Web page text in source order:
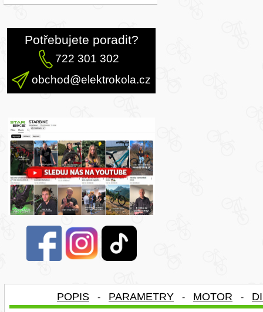
Potřebujete poradit?
722 301 302
obchod@elektrokola.cz
POPIS - PARAMETRY - MOTOR -